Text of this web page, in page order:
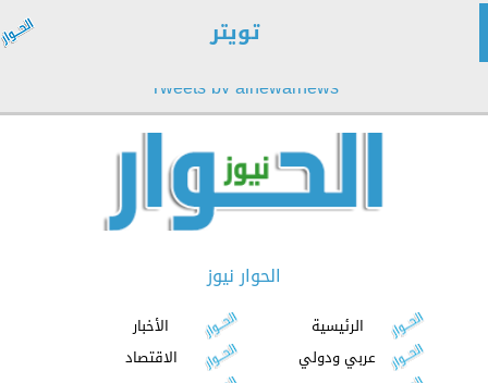
تويتر
Tweets by alhewarnews
الحوار نيوز
الرئيسية
الأخبار
عربي ودولي
الاقتصاد